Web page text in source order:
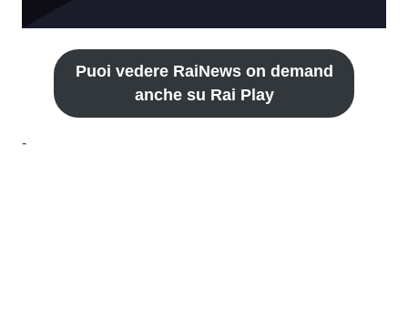
Puoi vedere RaiNews on demand
anche su Rai Play
-